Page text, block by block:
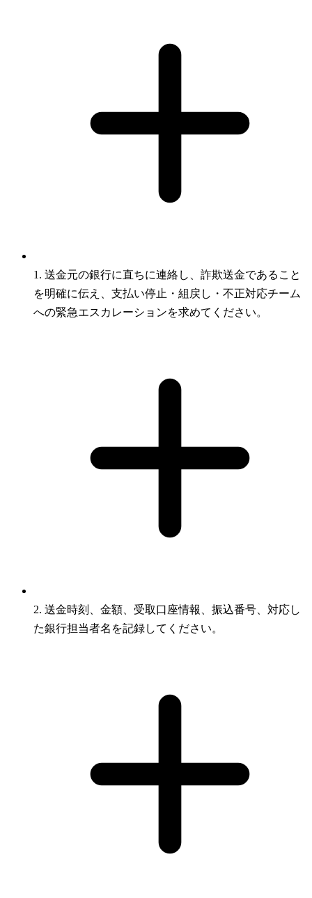
1. 送金元の銀行に直ちに連絡し、詐欺送金であること
を明確に伝え、支払い停止・組戻し・不正対応チーム
への緊急エスカレーションを求めてください。
2. 送金時刻、金額、受取口座情報、振込番号、対応し
た銀行担当者名を記録してください。